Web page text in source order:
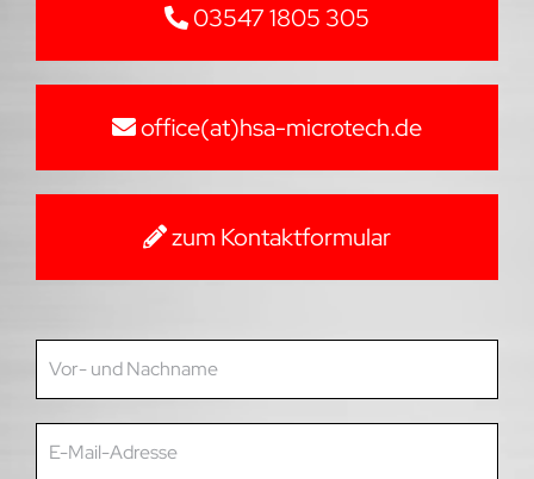
03547 1805 305
office(at)hsa-microtech.de
zum Kontaktformular